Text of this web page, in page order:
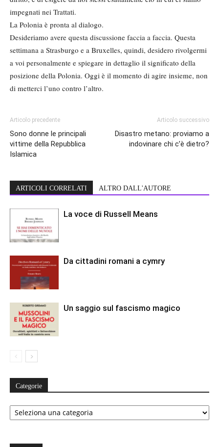
impegnati nei Trattati.
La Polonia è pronta al dialogo.
Desideriamo avere questa discussione faccia a faccia. Questa
settimana a Strasburgo e a Bruxelles, quindi, desidero rivolgermi
a voi personalmente e spiegare in dettaglio il significato della
posizione della Polonia. Oggi è il momento di agire insieme, non
di metterci l’uno contro l’altro.
Articolo precedente
Sono donne le principali
vittime della Repubblica
Islamica
Articolo successivo
Disastro metano: proviamo a
indovinare chi c’è dietro?
ARTICOLI CORRELATI ALTRO DALL'AUTORE
La voce di Russell Means
Da cittadini romani a cymry
Un saggio sul fascismo magico
Categorie
Categorie